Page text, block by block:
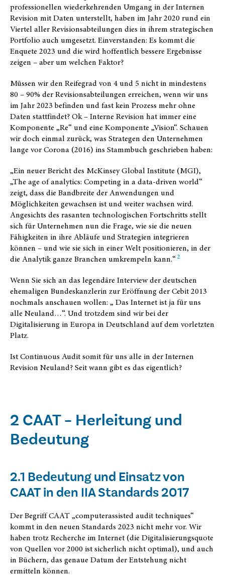
professionellen wiederkehrenden Umgang in der Internen
Revision mit Daten unterstellt, haben im Jahr 2020 rund ein
Viertel aller Revisionsabteilungen dies in ihrem strategischen
Portfolio auch umgesetzt. Einverstanden: Es kommt die
Enquete 2023 und die wird hoffentlich bessere Ergebnisse
zeigen – aber um welchen Faktor?
Müssen wir den Reifegrad von 4 und 5 nicht in mindestens
80 – 90% der Revisionsabteilungen erreichen, wenn wir uns
im Jahr 2023 befinden und fast kein Prozess mehr ohne
Daten stattfindet? Ok – Interne Revision hat immer eine
Komponente „Re“ und eine Komponente „Vision“. Schauen
wir doch einmal zurück, was Strategen den Unternehmen
lange vor Corona (2016) ins Stammbuch geschrieben haben:
„Ein neuer Bericht des McKinsey Global Institute (MGI),
„The age of analytics: Competing in a data-driven world“
zeigt, dass die Bandbreite der Anwendungen und
Möglichkeiten gewachsen ist und weiter wachsen wird.
Angesichts des rasanten technologischen Fortschritts stellt
sich für Unternehmen nun die Frage, wie sie die neuen
Fähigkeiten in ihre Abläufe und Strategien integrieren
können – und wie sie sich in einer Welt positionieren, in der
die Analytik ganze Branchen umkrempeln kann.“2
Wenn Sie sich an das legendäre Interview der deutschen
ehemaligen Bundeskanzlerin zur Eröffnung der Cebit 2013
nochmals anschauen wollen: „ Das Internet ist ja für uns
alle Neuland…“. Und trotzdem sind wir bei der
Digitalisierung in Europa in Deutschland auf dem vorletzten
Platz.
Ist Continuous Audit somit für uns alle in der Internen
Revision Neuland? Seit wann gibt es das eigentlich?
2 CAAT – Herleitung und
Bedeutung
2.1 Bedeutung und Einsatz von
CAAT in den IIA Standards 2017
Der Begriff CAAT „computerassisted audit techniques“
kommt in den neuen Standards 2023 nicht mehr vor. Wir
haben trotz Recherche im Internet (die Digitalisierungsquote
von Quellen vor 2000 ist sicherlich nicht optimal), und auch
in Büchern, das genaue Datum der Entstehung nicht
ermitteln können.